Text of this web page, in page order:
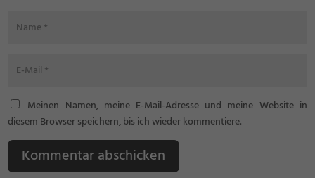
Meinen Namen, meine E-Mail-Adresse und meine Website in
diesem Browser speichern, bis ich wieder kommentiere.
Kommentar abschicken